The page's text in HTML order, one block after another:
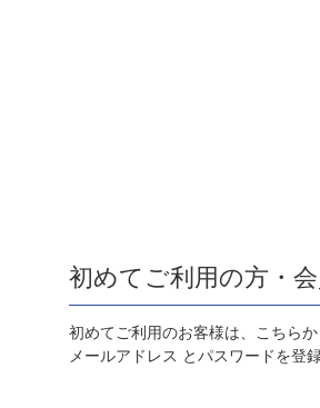
初めてご利用の方・
初めてご利用のお客様は、こちら
メールアドレス とパスワードを登